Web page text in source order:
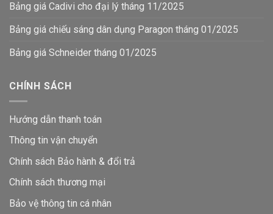
Bảng giá Cadivi cho đại lý tháng 11/2025
Bảng giá chiếu sáng dân dụng Paragon tháng 01/2025
Bảng giá Schneider tháng 01/2025
CHÍNH SÁCH
Hướng dẫn thanh toán
Thông tin vận chuyển
Chính sách Bảo hành & đổi trả
Chính sách thương mại
Bảo vệ thông tin cá nhân